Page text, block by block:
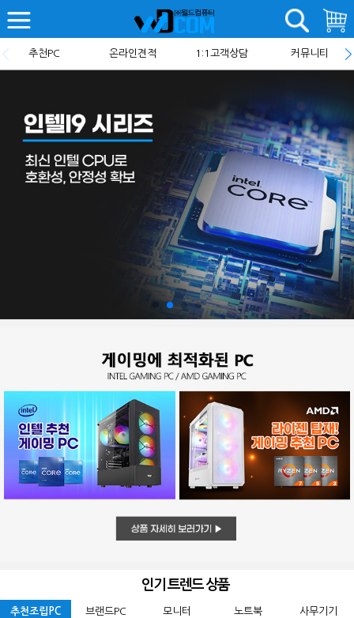
추천PC 온라인견적 1:1고객상담 커뮤니티
인기 트렌드 상품
추천조립PC 브랜드PC 모니터 노트북 사무기기